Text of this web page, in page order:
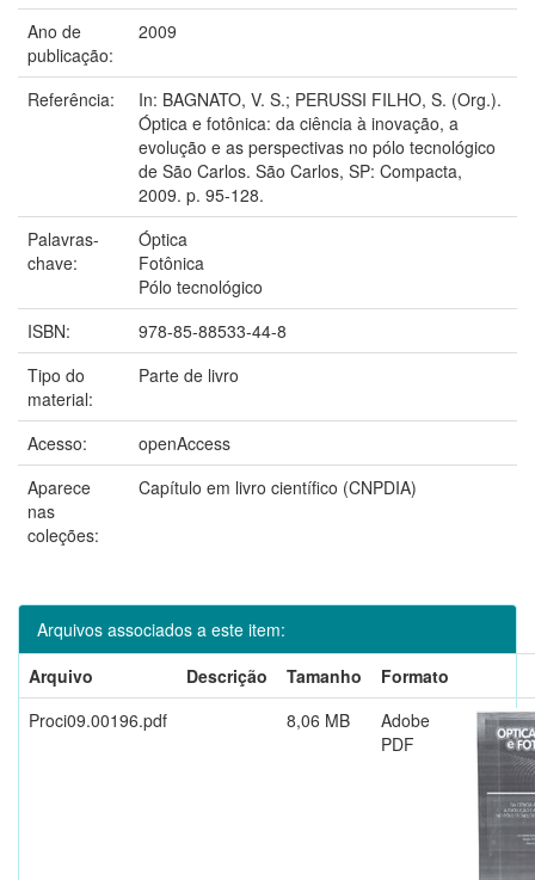
Ano de
publicação:
2009
Referência:
In: BAGNATO, V. S.; PERUSSI FILHO, S. (Org.).
Óptica e fotônica: da ciência à inovação, a
evolução e as perspectivas no pólo tecnológico
de São Carlos. São Carlos, SP: Compacta,
2009. p. 95-128.
Palavras-
chave:
Óptica
Fotônica
Pólo tecnológico
ISBN:
978-85-88533-44-8
Tipo do
material:
Parte de livro
Acesso:
openAccess
Aparece
nas
coleções:
Capítulo em livro científico (CNPDIA)
Arquivos associados a este item:
Arquivo
Descrição Tamanho
Formato
Proci09.00196.pdf
8,06 MB
Adobe
PDF